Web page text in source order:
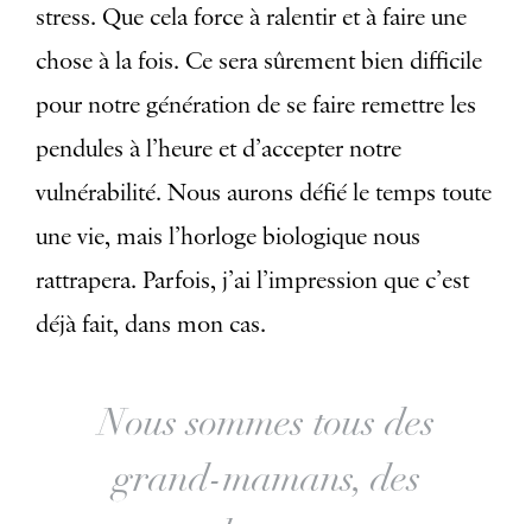
stress. Que cela force à ralentir et à faire une
chose à la fois. Ce sera sûrement bien difficile
pour notre génération de se faire remettre les
pendules à l’heure et d’accepter notre
vulnérabilité. Nous aurons défié le temps toute
une vie, mais l’horloge biologique nous
rattrapera. Parfois, j’ai l’impression que c’est
déjà fait, dans mon cas.
Nous sommes tous des
grand-mamans, des